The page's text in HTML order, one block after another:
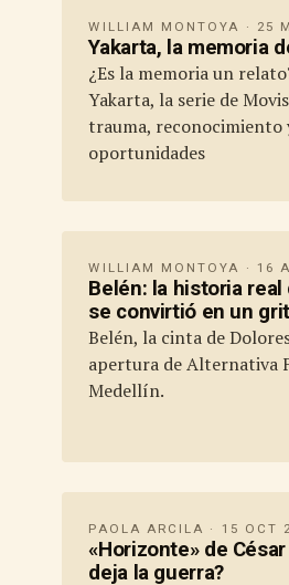
WILLIAM MONTOYA · 25
Yakarta, la memoria
¿Es la memoria un
Yakarta, la serie de
trauma, reconocimiento
oportunidades
WILLIAM MONTOYA · 16
Belén: la historia
se convirtió en un
Belén, la cinta de
apertura de Alternativa
Medellín.
PAOLA ARCILA · 15 OCT
«Horizonte» de
deja la guerra?